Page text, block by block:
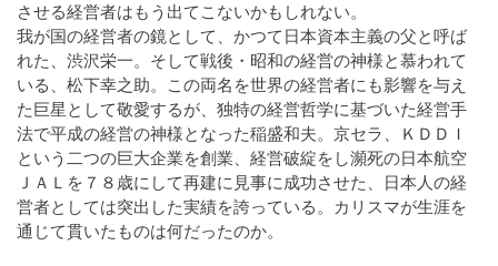
させる経営者はもう出てこないかもしれない。
我が国の経営者の鏡として、かつて日本資本主義の父と呼ば
れた、渋沢栄一。そして戦後・昭和の経営の神様と慕われて
いる、松下幸之助。この両名を世界の経営者にも影響を与え
た巨星として敬愛するが、独特の経営哲学に基づいた経営手
法で平成の経営の神様となった稲盛和夫。京セラ、ＫＤＤＩ
という二つの巨大企業を創業、経営破綻をし瀕死の日本航空
ＪＡＬを７８歳にして再建に見事に成功させた、日本人の経
営者としては突出した実績を誇っている。カリスマが生涯を
通じて貫いたものは何だったのか。